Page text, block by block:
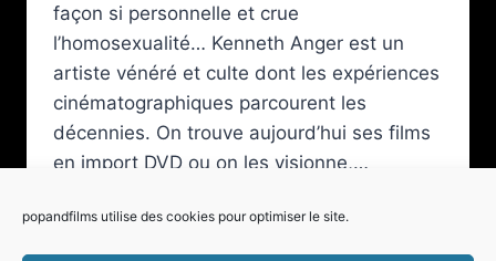
popandfilms utilise des cookies pour optimiser le site.
façon si personnelle et crue
l’homosexualité… Kenneth Anger est un
artiste vénéré et culte dont les expériences
cinématographiques parcourent les
décennies. On trouve aujourd’hui ses films
en import DVD ou on les visionne,…
LIRE LA SUITE
SCORPIO
RISING